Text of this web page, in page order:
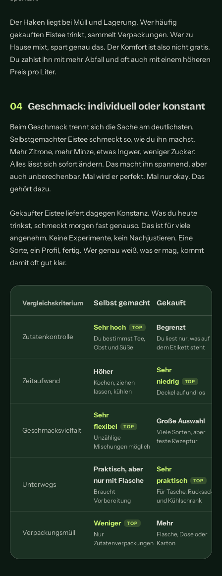
Der Haken liegt bei Müll und Lagerung. Wer häufig
gekauften Eistee trinkt, sammelt Verpackungen. Wer zu
Hause mixt, spart genau das. Der Komfort ist also nicht gratis.
Du zahlst ihn mit mehr Abfall und oft auch mit einem höheren
Preis pro Liter.
Geschmack: individuell oder konstant
Beim Geschmack trennt sich die Sache am deutlichsten.
Selbstgemachter Eistee schmeckt so, wie du ihn machst.
Mehr Zitrone, mehr Minze, etwas Ingwer, weniger Zucker:
Alles lässt sich sofort ändern. Das macht ihn spannend, aber
auch unberechenbar. Mal wird er perfekt. Mal nur okay. Das
gehört dazu.
Gekaufter Eistee liefert dagegen Konstanz. Was du heute
trinkst, schmeckt morgen fast genauso. Das ist für viele
angenehm. Keine Experimente, kein Nachjustieren. Eine
Sorte, ein Profil, fertig. Wer genau weiß, was er mag, kommt
damit oft gut klar.
Vergleichskriterium Selbst gemacht Gekauft
Zutatenkontrolle
Sehr hoch
Du bestimmst Tee,
Obst und Süße
Begrenzt
Du liest nur, was auf
dem Etikett steht
Zeitaufwand
Höher
Kochen, ziehen
lassen, kühlen
Sehr
niedrig
Deckel auf und los
Geschmacksvielfalt
Sehr
flexibel
Unzählige
Mischungen möglich
Große Auswahl
Viele Sorten, aber
feste Rezeptur
Unterwegs
Praktisch, aber
nur mit Flasche
Braucht
Vorbereitung
Sehr
praktisch
Für Tasche, Rucksack
und Kühlschrank
Verpackungsmüll
Weniger
Nur
Zutatenverpackungen
Mehr
Flasche, Dose oder
Karton